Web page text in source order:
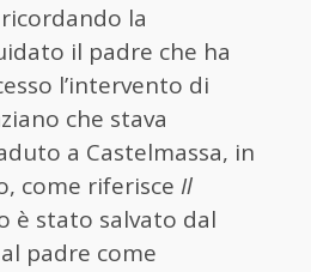
la
il padre che ha
l’intervento di
che stava
a Castelmassa, in
come riferisce Il
è stato salvato dal
padre come